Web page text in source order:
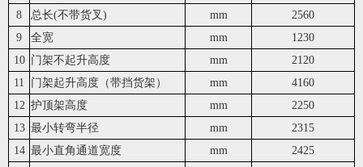
8
总长(不带货叉) mm
2560
9
全宽 mm
1230
10 门架不起升高度 mm
2120
11
门架起升高度（带挡货架） mm
4160
12 护顶架高度 mm
2250
13 最小转弯半径 mm
2315
14 最小直角通道宽度 mm
2425